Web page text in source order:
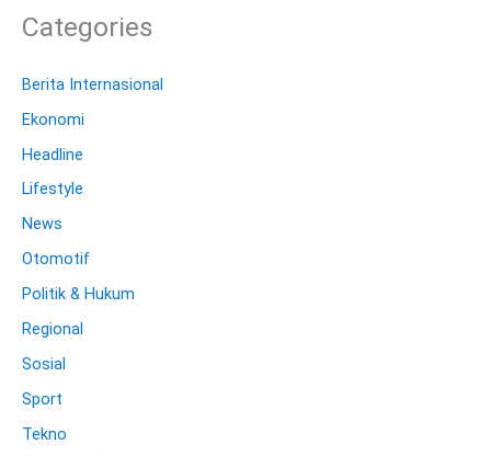
Categories
Berita Internasional
Ekonomi
Headline
Lifestyle
News
Otomotif
Politik & Hukum
Regional
Sosial
Sport
Tekno